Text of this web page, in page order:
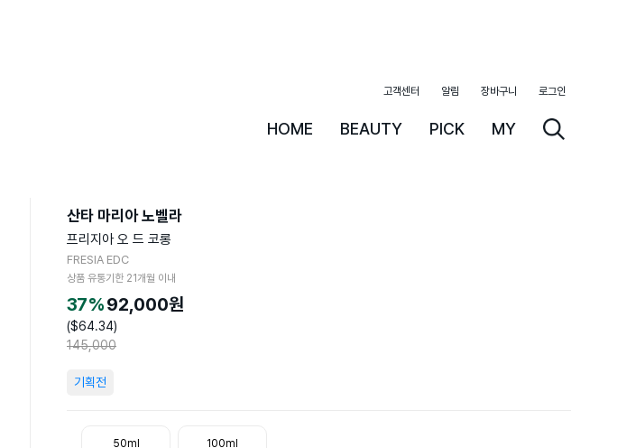
HOME BEAUTY PICK MY
고객센터 알림 장바구니 로그인
산타 마리아 노벨라
프리지아 오 드 코롱
FRESIA EDC
상품 유통기한 21 개월 이내
37%92,000원
($64.34)
145,000
기획전
50ml 100ml